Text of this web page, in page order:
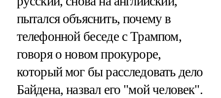
пытался объяснить, почему в
телефонной беседе с Трампом,
говоря о новом прокуроре,
который мог бы расследовать дело
Байдена, назвал его "мой человек".